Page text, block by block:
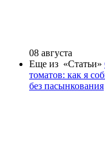
08 августа
Еще из «Статьи»
томатов: как я
без пасынкования